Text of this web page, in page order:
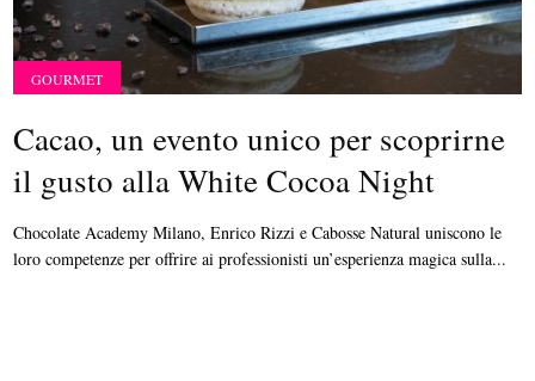
GOURMET
Cacao, un evento unico per scoprirne
il gusto alla White Cocoa Night
Chocolate Academy Milano, Enrico Rizzi e Cabosse Natural uniscono le
loro competenze per offrire ai professionisti un’esperienza magica sulla...